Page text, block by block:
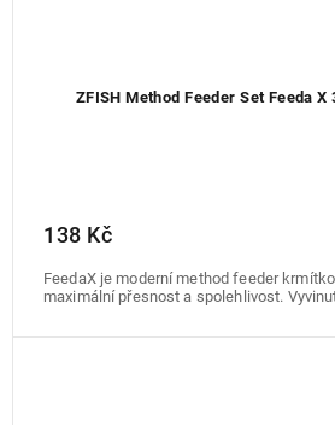
ZFISH Method Feeder Set Feeda
138 Kč
FeedaX je moderní method feeder
maximální přesnost a spolehlivost.